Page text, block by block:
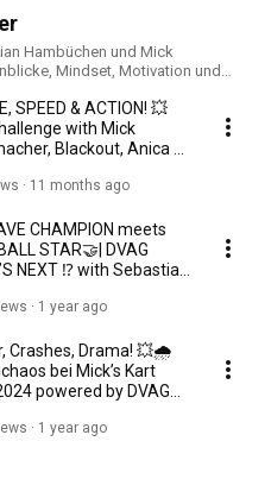
Hambüchen und Mick
Mindset, Motivation und
mit echten Legenden Jetzt
SPEED & ACTION! 💥
with Mick
Blackout, Anica &
11 months ago
CHAMPION meets
STAR🤝| DVAG
NEXT ⁉️ with Sebastian
& Uwe Genshe...
1 year ago
Crashes, Drama! 💥🌧️
bei Mick’s Kart
powered by DVAG
1 year ago